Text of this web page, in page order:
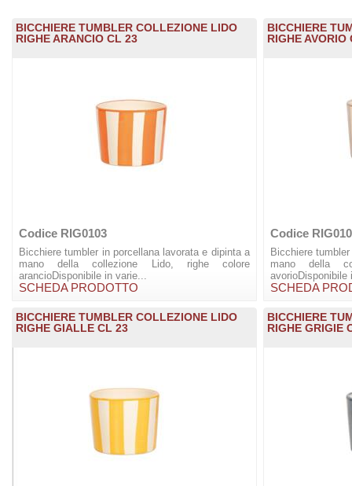
BICCHIERE TUMBLER COLLEZIONE LIDO
RIGHE ARANCIO CL 23
Codice RIG0103
Bicchiere tumbler in porcellana lavorata e dipinta a
mano della collezione Lido, righe colore
arancioDisponibile in varie...
SCHEDA PRODOTTO
BICCHIERE
RIGHE AVORIO
Codice
Bicchiere
mano della
avorioDisponibile
SCHEDA
BICCHIERE TUMBLER COLLEZIONE LIDO
RIGHE GIALLE CL 23
BICCHIERE
RIGHE GRIGIE